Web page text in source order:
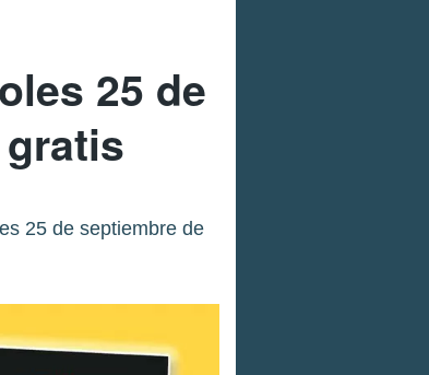
25 de
25 de septiembre de